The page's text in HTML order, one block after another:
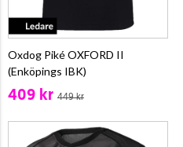
Oxdog Piké OXFORD II
(Enköpings IBK)
409 kr 449 kr